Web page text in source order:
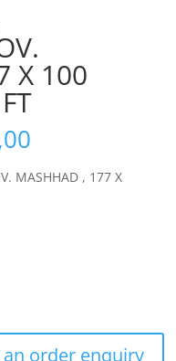
X 100
MASHHAD , 177 X